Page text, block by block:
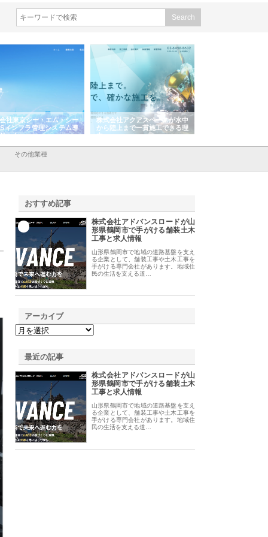
社アクアスペースが水中
上まで一貫施工できる理
株式会社地盤調査事務所が選ば
れ続ける理由と建設コンサルの
強み
その他業種
おすすめ記事
株式会社アドバンスロードが山
形県鶴岡市で手がける舗装土木
工事と求人情報
山形県鶴岡市で地域の道路基盤を支え
る企業として、舗装工事や土木工事を
手がける専門会社があります。地域住
民の生活を支える道…
アーカイブ
最近の記事
株式会社アドバンスロードが山
形県鶴岡市で手がける舗装土木
工事と求人情報
山形県鶴岡市で地域の道路基盤を支え
る企業として、舗装工事や土木工事を
手がける専門会社があります。地域住
民の生活を支える道…